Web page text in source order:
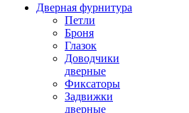
Дверная фурнитура
Петли
Броня
Глазок
Доводчики
дверные
Фиксаторы
Задвижки
дверные